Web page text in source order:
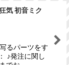
気 初音ミク
るパーツをす
♪発注に関し